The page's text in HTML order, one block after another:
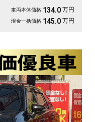
車両本体価格 134.0 万円
現金一括価格 145.0 万円